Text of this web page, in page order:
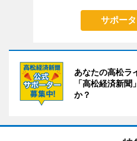
サポー
あなたの高松ラ
「高松経済新
か？